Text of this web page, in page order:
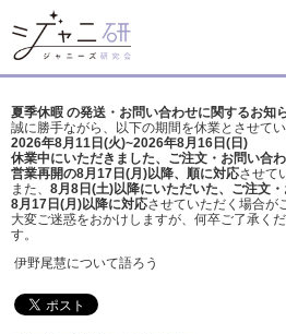
夏季休暇 の発送・お問い合わせに関するお知
誠に勝手ながら、以下の期間を休業とさせてい
2026年8月11日(火)~2026年8月16日(日)
休業中にいただきました、ご注文・お問い合わ
営業再開の8月17日(月)以降、順に対応させて
また、 8月8日(土)以降にいただいた、ご注文・
8月17日(月)以降に対応させていただく場合が
大変ご迷惑をおかけしますが、 何卒ご了承く
す。
伊野尾慧について語ろう